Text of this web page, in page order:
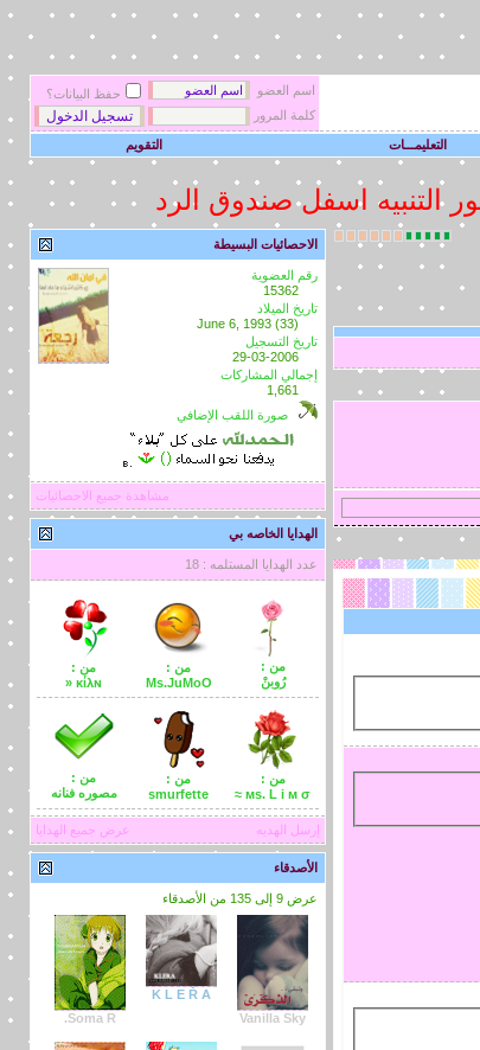
اسم العضو
حفظ البيانات؟
كلمة المرور
التعليمـــات التقويم
التنبيه اسفل صندوق الرد
الاحصائيات البسيطة
رقم العضوية
15362
تاريخ الميلاد
June 6, 1993 (33)
تاريخ التسجيل
29-03-2006
إجمالي المشاركات
1,661
صورة اللقب الإضافي
مشاهدة جميع الاحصائيات
الهدايا الخاصه بي
عدد الهدايا المستلمه : 18
من :
رُوبنْ
من :
Ms.JuMoO
من :
κίλɴ «
من :
мs. L i м σ ≈
من :
smurfette
من :
مصوره فنانه
إرسل الهديه عرض جميع الهدايا
الأصدقاء
عرض 9 إلى 135 من الأصدقاء
Vanilla Sky
K L E Ř A
Soma R.